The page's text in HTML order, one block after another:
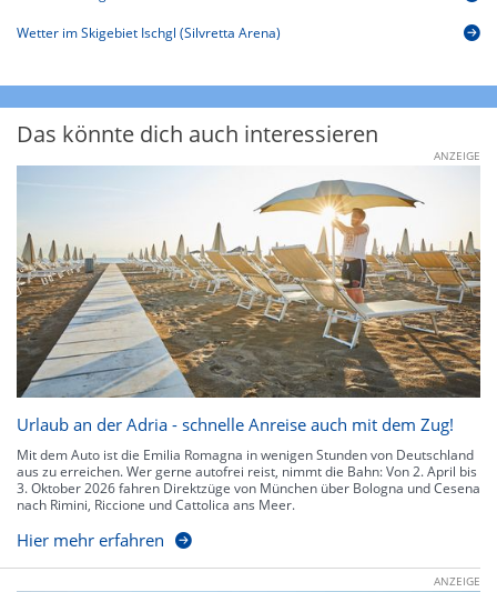
Wetter im Skigebiet Ischgl (Silvretta Arena)
Das könnte dich auch interessieren
ANZEIGE
Urlaub an der Adria - schnelle Anreise auch mit dem Zug!
Mit dem Auto ist die Emilia Romagna in wenigen Stunden von Deutschland
aus zu erreichen. Wer gerne autofrei reist, nimmt die Bahn: Von 2. April bis
3. Oktober 2026 fahren Direktzüge von München über Bologna und Cesena
nach Rimini, Riccione und Cattolica ans Meer.
Hier mehr erfahren
ANZEIGE